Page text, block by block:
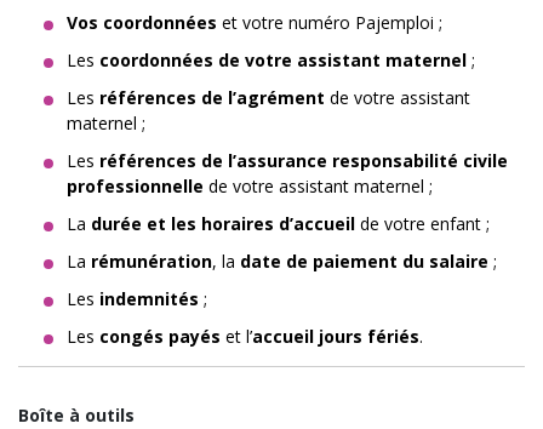
Vos coordonnées et votre numéro Pajemploi ;
Les coordonnées de votre assistant maternel ;
Les références de l’agrément de votre assistant
maternel ;
Les références de l’assurance responsabilité civile
professionnelle de votre assistant maternel ;
La durée et les horaires d’accueil de votre enfant ;
La rémunération, la date de paiement du salaire ;
Les indemnités ;
Les congés payés et l’accueil jours fériés.
Boîte à outils